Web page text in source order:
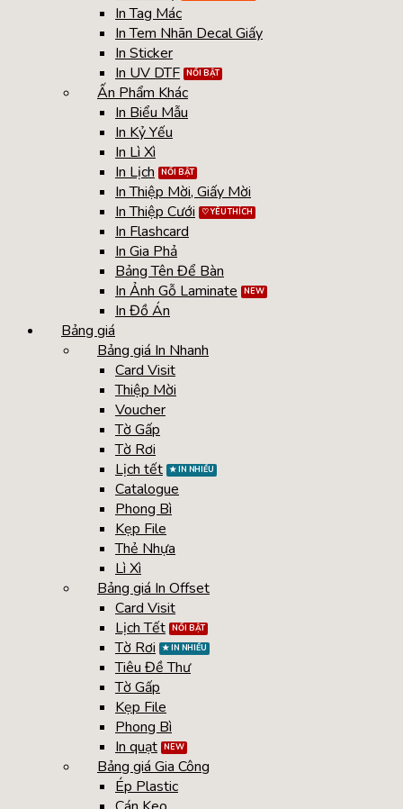
In Tag Mác
In Tem Nhãn Decal Giấy
In Sticker
In UV DTF
Ấn Phẩm Khác
In Biểu Mẫu
In Kỷ Yếu
In Lì Xì
In Lịch
In Thiệp Mời, Giấy Mời
In Thiệp Cưới
In Flashcard
In Gia Phả
Bảng Tên Để Bàn
In Ảnh Gỗ Laminate
In Đồ Án
Bảng giá
Bảng giá In Nhanh
Card Visit
Thiệp Mời
Voucher
Tờ Gấp
Tờ Rơi
Lịch tết
Catalogue
Phong Bì
Kẹp File
Thẻ Nhựa
Lì Xì
Bảng giá In Offset
Card Visit
Lịch Tết
Tờ Rơi
Tiêu Đề Thư
Tờ Gấp
Kẹp File
Phong Bì
In quạt
Bảng giá Gia Công
Ép Plastic